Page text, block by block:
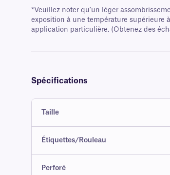
*Veuillez noter qu'un léger
exposition à une température supérieure
application particulière. (Obtenez des
Spécifications
Taille
Étiquettes/Rouleau
Perforé